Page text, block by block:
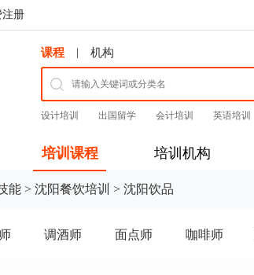
注册
课程 | 机构
设计培训 出国留学 会计培训 英语培训
培训课程 培训机构
能 > 沈阳餐饮培训 > 沈阳饮品
调酒师 面点师 咖啡师